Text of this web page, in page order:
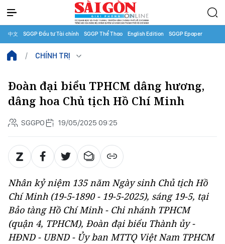
中文 SGGP Đầu tư Tài chính SGGP Thể Thao English Edition SGGP Epaper
CHÍNH TRỊ
Đoàn đại biểu TPHCM dâng hương,
dâng hoa Chủ tịch Hồ Chí Minh
SGGPO 19/05/2025 09:25
Nhân kỷ niệm 135 năm Ngày sinh Chủ tịch Hồ
Chí Minh (19-5-1890 - 19-5-2025), sáng 19-5, tại
Bảo tàng Hồ Chí Minh - Chi nhánh TPHCM
(quận 4, TPHCM), Đoàn đại biểu Thành ủy -
HĐND - UBND - Ủy ban MTTQ Việt Nam TPHCM